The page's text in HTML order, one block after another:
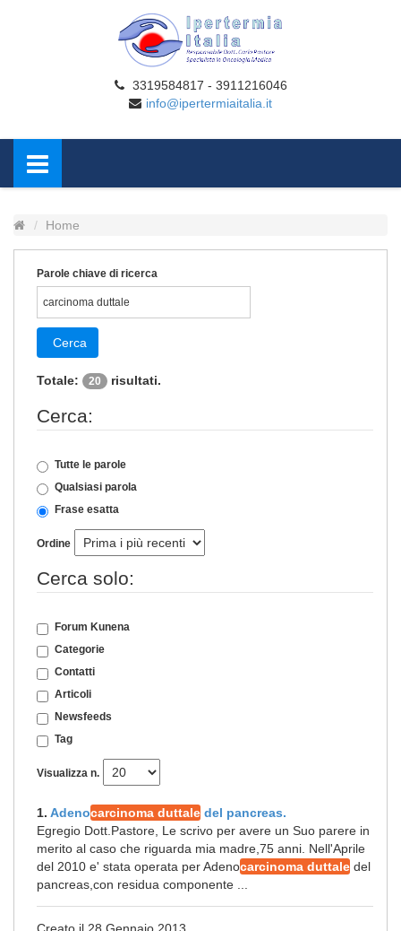
3319584817 - 3911216046
info@ipertermiaitalia.it
Home
Parole chiave di ricerca
Cerca
Totale: 20 risultati.
Cerca:
Tutte le parole
Qualsiasi parola
Frase esatta
Ordine
Cerca solo:
Forum Kunena
Categorie
Contatti
Articoli
Newsfeeds
Tag
Visualizza n.
1. Adenocarcinoma duttale del pancreas.
Egregio Dott.Pastore, Le scrivo per avere un Suo parere in
merito al caso che riguarda mia madre,75 anni. Nell'Aprile
del 2010 e' stata operata per Adenocarcinoma duttale del
pancreas,con residua componente ...